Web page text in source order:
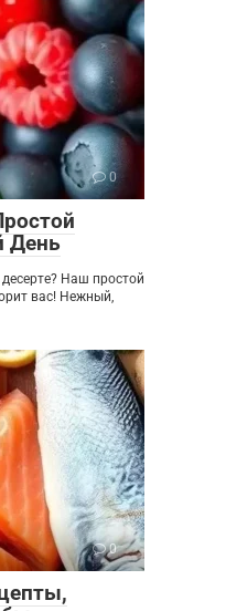
0
День
Наш простой
вас! Нежный,
0